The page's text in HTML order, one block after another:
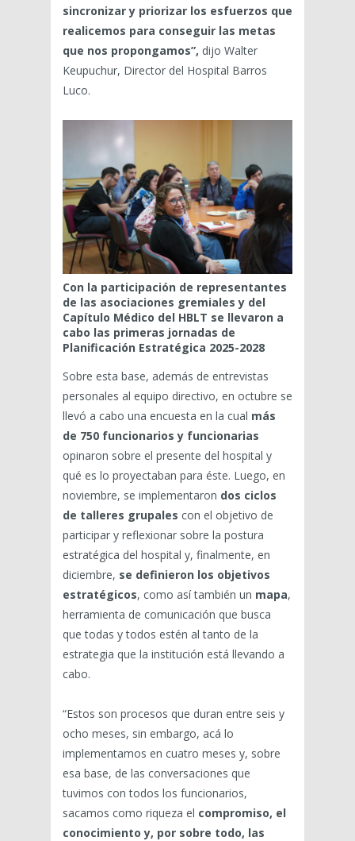
sincronizar y priorizar los esfuerzos que
realicemos para conseguir las metas
que nos propongamos”, dijo Walter
Keupuchur, Director del Hospital Barros
Luco.
Con la participación de representantes
de las asociaciones gremiales y del
Capítulo Médico del HBLT se llevaron a
cabo las primeras jornadas de
Planificación Estratégica 2025-2028
Sobre esta base, además de entrevistas
personales al equipo directivo, en octubre se
llevó a cabo una encuesta en la cual más
de 750 funcionarios y funcionarias
opinaron sobre el presente del hospital y
qué es lo proyectaban para éste. Luego, en
noviembre, se implementaron dos ciclos
de talleres grupales con el objetivo de
participar y reflexionar sobre la postura
estratégica del hospital y, finalmente, en
diciembre, se definieron los objetivos
estratégicos, como así también un mapa,
herramienta de comunicación que busca
que todas y todos estén al tanto de la
estrategia que la institución está llevando a
cabo.
“Estos son procesos que duran entre seis y
ocho meses, sin embargo, acá lo
implementamos en cuatro meses y, sobre
esa base, de las conversaciones que
tuvimos con todos los funcionarios,
sacamos como riqueza el compromiso, el
conocimiento y, por sobre todo, las